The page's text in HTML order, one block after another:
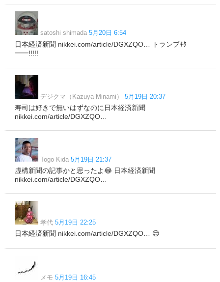
satoshi shimada 5月20日 6:54
日本経済新聞 nikkei.com/article/DGXZQO… トランプｷﾀ
━━!!!!!
デジクマ（Kazuya Minami） 5月19日 20:37
寿司は好きで無いはずなのに日本経済新聞
nikkei.com/article/DGXZQO…
Togo Kida 5月19日 21:37
虚構新聞の記事かと思ったよ😂 日本経済新聞
nikkei.com/article/DGXZQO…
孝代 5月19日 22:25
日本経済新聞 nikkei.com/article/DGXZQO… 😊
メモ 5月19日 16:45